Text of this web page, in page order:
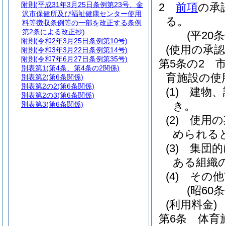
2
前項の承
る。
(平20
(使用の承
第5条の2
育施設の
(1)
建物
き。
(2)
使用
められる
(3)
集団
ある組織
(4)
その
(昭60
(利用料金)
第6条
体育
附則 (平成31年3月25日条例第23号、金
沢市保健所及び福祉健康センター使用
料等徴収条例等の一部を改正する条例
第2条による改正抄)
附則 (令和2年3月25日条例第10号)
附則 (令和3年3月22日条例第14号)
附則 (令和7年6月27日条例第35号)
別表第1(第4条、第4条の2関係)
別表第2(第6条関係)
別表第2の2(第6条関係)
別表第2の3(第6条関係)
別表第3(第6条関係)